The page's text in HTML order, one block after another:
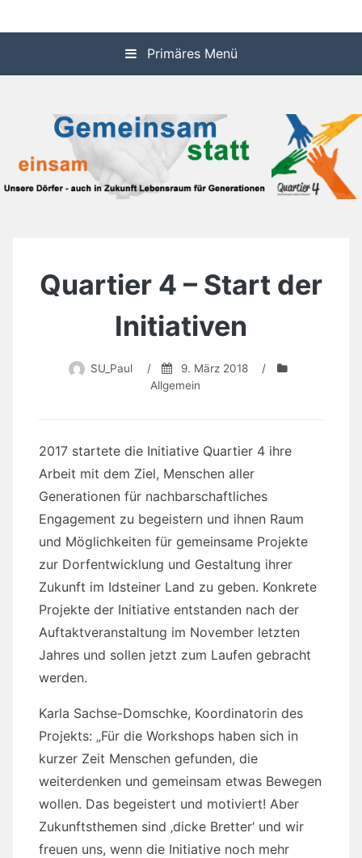
Inhalt
Quartier 4Primäres Menü
Quartier 4 – Start der
Initiativen
SU_Paul / 9. März 2018
/
Allgemein
2017 startete die Initiative Quartier 4 ihre
Arbeit mit dem Ziel, Menschen aller
Generationen für nachbarschaftliches
Engagement zu begeistern und ihnen Raum
und Möglichkeiten für gemeinsame Projekte
zur Dorfentwicklung und Gestaltung ihrer
Zukunft im Idsteiner Land zu geben. Konkrete
Projekte der Initiative entstanden nach der
Auftaktveranstaltung im November letzten
Jahres und sollen jetzt zum Laufen gebracht
werden.
Karla Sachse-Domschke, Koordinatorin des
Projekts: „Für die Workshops haben sich in
kurzer Zeit Menschen gefunden, die
weiterdenken und gemeinsam etwas Bewegen
wollen. Das begeistert und motiviert! Aber
Zukunftsthemen sind ‚dicke Bretter‘ und wir
freuen uns, wenn die Initiative noch mehr